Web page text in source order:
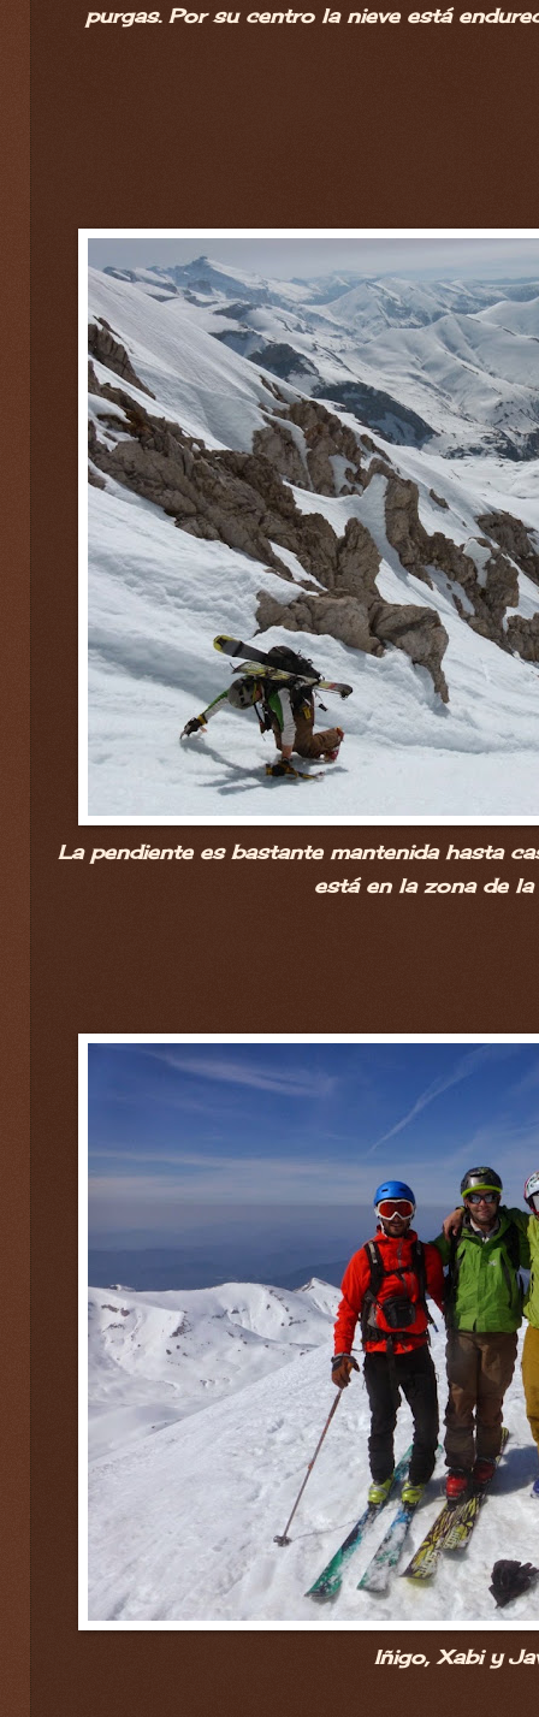
purgas. Por su centro la nieve está
La pendiente es bastante mantenida hasta
está en la zona de la
Iñigo, Xabi y